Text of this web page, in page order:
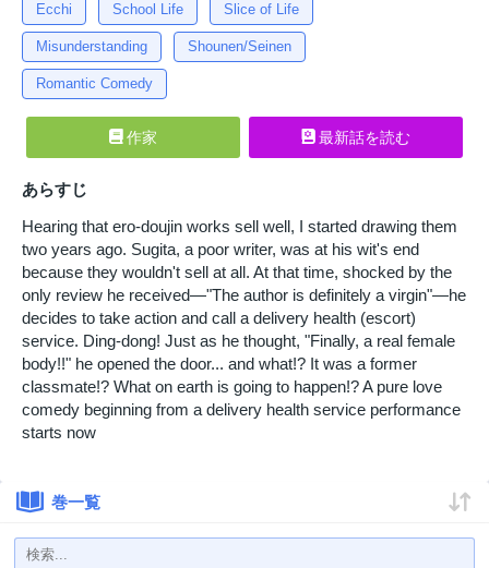
Ecchi School Life Slice of Life
Misunderstanding Shounen/Seinen
Romantic Comedy
作家 最新話を読む
あらすじ
Hearing that ero-doujin works sell well, I started drawing them
two years ago. Sugita, a poor writer, was at his wit's end
because they wouldn't sell at all. At that time, shocked by the
only review he received—"The author is definitely a virgin"—he
decides to take action and call a delivery health (escort)
service. Ding-dong! Just as he thought, "Finally, a real female
body!!" he opened the door... and what!? It was a former
classmate!? What on earth is going to happen!? A pure love
comedy beginning from a delivery health service performance
starts now
巻一覧